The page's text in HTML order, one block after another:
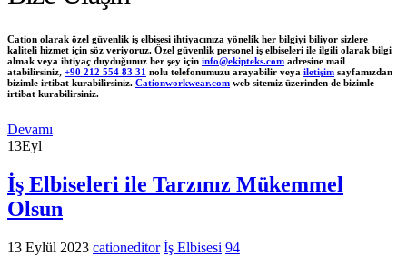
Cation olarak özel güvenlik iş elbisesi ihtiyacınıza yönelik her bilgiyi biliyor sizlere
kaliteli hizmet için söz veriyoruz. Özel güvenlik personel iş elbiseleri ile ilgili olarak bilgi
almak veya ihtiyaç duyduğunuz her şey için info@ekipteks.com adresine mail
atabilirsiniz, +90 212 554 83 31 nolu telefonumuzu arayabilir veya iletişim sayfamızdan
bizimle irtibat kurabilirsiniz. Cationworkwear.com web sitemiz üzerinden de bizimle
irtibat kurabilirsiniz.
Devamı
13Eyl
İş Elbiseleri ile Tarzınız Mükemmel
Olsun
13 Eylül 2023 cationeditor İş Elbisesi 94